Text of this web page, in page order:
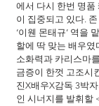
에서 다시 한번 명품
이 집중되고 있다.
‘이웬 몬태규’ 역을
할에 딱 맞는 배우였
소화력과 카리스마
금증이 한껏 고조시
진X배우X감독 3박
인 시너지를 발휘할